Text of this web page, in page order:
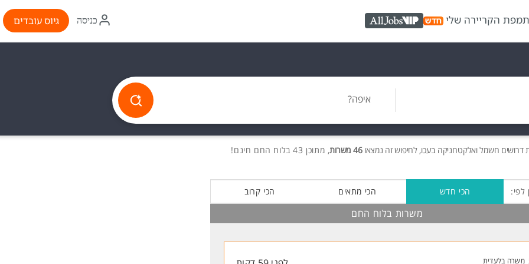
מפת הקריירה שלי AllJobs VIP
איקון
התחברות
כניסה גיוס עובדים
איפה?
דרושים חשמל ואלקטרוניקה בעכו, לחיפוש זה נמצאו46 משרות , מתוכן 43 בלוח החם חינם!
לפי: הכי חדש הכי מתאים הכי קרוב
משרות בלוח החם
משרה בלעדית